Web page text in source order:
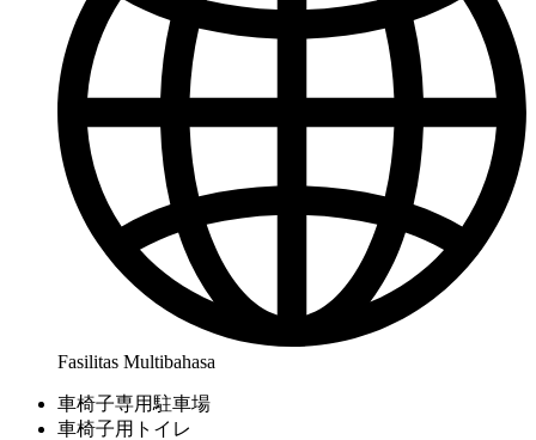
Fasilitas Multibahasa
車椅子専用駐車場
車椅子用トイレ